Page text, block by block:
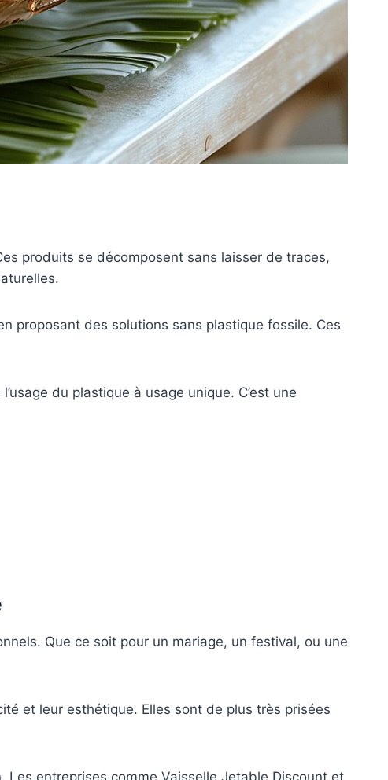
produits se décomposent sans laisser de traces,
proposant des solutions sans plastique fossile. Ces
du plastique à usage unique. C’est une
Que ce soit pour un mariage, un festival, ou une
et leur esthétique. Elles sont de plus très prisées